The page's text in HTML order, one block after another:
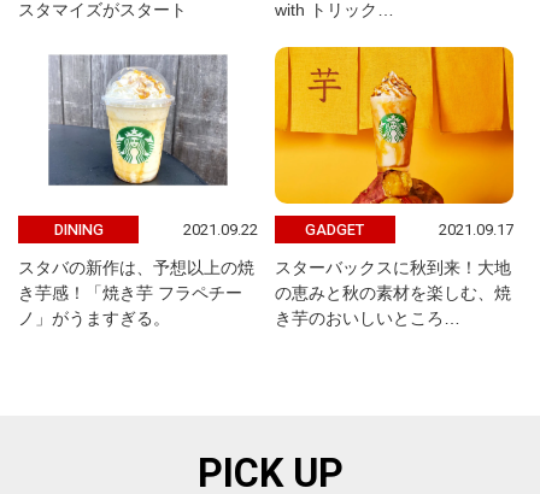
スタマイズがスタート with トリック…
DINING 2021.09.22
スタバの新作は、予想以上の焼
き芋感！「焼き芋 フラペチー
ノ」がうますぎる。
GADGET 2021.09.17
スターバックスに秋到来！大地
の恵みと秋の素材を楽しむ、焼
き芋のおいしいところ…
PICK UP